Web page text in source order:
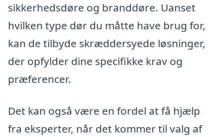
sikkerhedsdøre og branddøre. Uanset
hvilken type dør du måtte have brug for,
kan de tilbyde skræddersyede løsninger,
der opfylder dine specifikke krav og
præferencer.
Det kan også være en fordel at få hjælp
fra eksperter, når det kommer til valg af